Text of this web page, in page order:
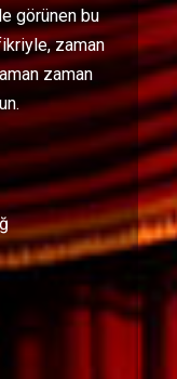
görünen bu
zaman
zaman